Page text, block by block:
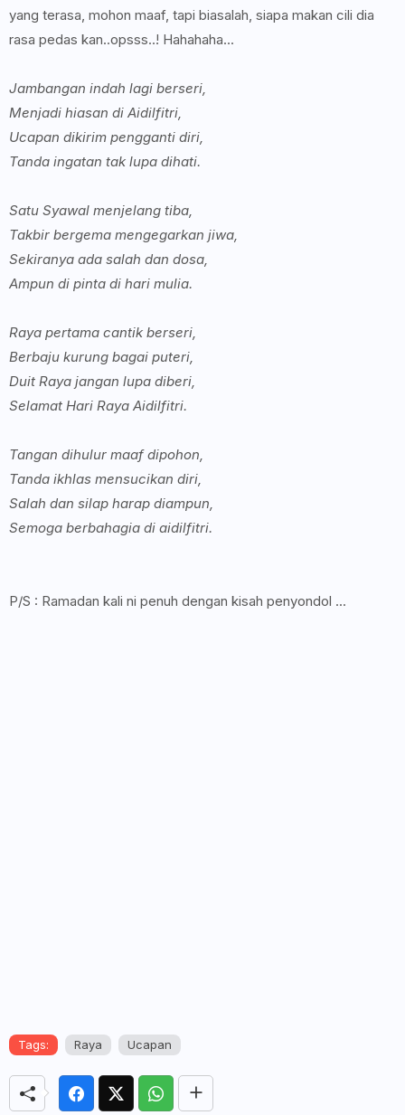
yang terasa, mohon maaf, tapi biasalah, siapa makan cili dia
rasa pedas kan..opsss..! Hahahaha...
Jambangan indah lagi berseri,
Menjadi hiasan di Aidilfitri,
Ucapan dikirim pengganti diri,
Tanda ingatan tak lupa dihati.
Satu Syawal menjelang tiba,
Takbir bergema mengegarkan jiwa,
Sekiranya ada salah dan dosa,
Ampun di pinta di hari mulia.
Raya pertama cantik berseri,
Berbaju kurung bagai puteri,
Duit Raya jangan lupa diberi,
Selamat Hari Raya Aidilfitri.
Tangan dihulur maaf dipohon,
Tanda ikhlas mensucikan diri,
Salah dan silap harap diampun,
Semoga berbahagia di aidilfitri.
P/S : Ramadan kali ni penuh dengan kisah penyondol ...
Tags: Raya Ucapan